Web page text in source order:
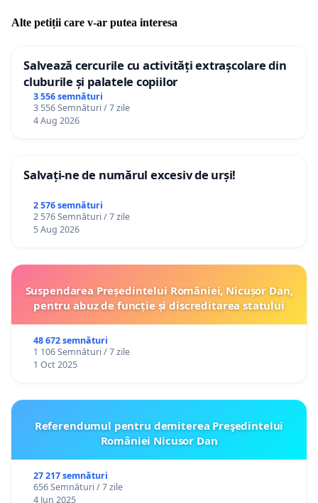
Alte petiții care v-ar putea interesa
Salvează cercurile cu activități extrașcolare din
cluburile și palatele copiilor
3 556 semnături
3 556 Semnături / 7 zile
4 Aug 2026
Salvați-ne de numărul excesiv de urși!
2 576 semnături
2 576 Semnături / 7 zile
5 Aug 2026
Suspendarea Președintelui României, Nicușor Dan,
pentru abuz de funcție și discreditarea statului
48 672 semnături
1 106 Semnături / 7 zile
1 Oct 2025
Referendumul pentru demiterea Preşedintelui
României Nicusor Dan
27 217 semnături
656 Semnături / 7 zile
4 Jun 2025